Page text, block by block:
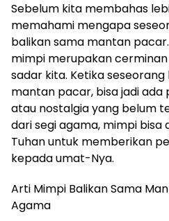
Sebelum kita membahas
memahami mengapa
balikan sama mantan
mimpi merupakan
sadar kita. Ketika
mantan pacar, bisa jadi
atau nostalgia yang belum
dari segi agama, mimpi
Tuhan untuk memberikan
kepada umat-Nya.
Arti Mimpi Balikan Sama
Agama